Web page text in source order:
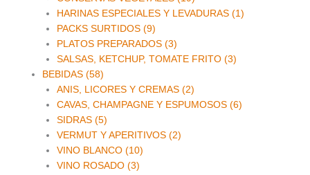
HARINAS ESPECIALES Y LEVADURAS (1)
PACKS SURTIDOS (9)
PLATOS PREPARADOS (3)
SALSAS, KETCHUP, TOMATE FRITO (3)
BEBIDAS (58)
ANIS, LICORES Y CREMAS (2)
CAVAS, CHAMPAGNE Y ESPUMOSOS (6)
SIDRAS (5)
VERMUT Y APERITIVOS (2)
VINO BLANCO (10)
VINO ROSADO (3)